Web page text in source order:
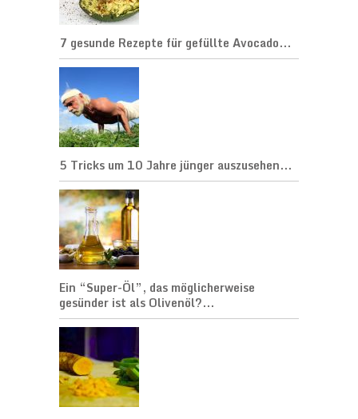
7 gesunde Rezepte für gefüllte Avocado...
5 Tricks um 10 Jahre jünger auszusehen...
Ein “Super-Öl”, das möglicherweise
gesünder ist als Olivenöl?...